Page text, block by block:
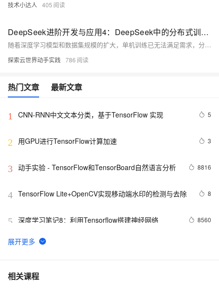
技术小达人 405
DeepSeek进阶开发与应用4：DeepSeek中的分布式训练技术
随着深度学习模型和数据集规模的扩大，单机训练已无法满足需求，分布式训练技术应运而生。DeepSeek框架支持数据并行和模型并行两种模式，通过将计算任务分配到多个节点上并行执行，显著提高训练效率。本文介绍DeepSeek中的分布式训练技术，包括配置与启动方法，帮助用户轻松实现大规模模型训练。数据并行通过`MirroredStrategy`同步梯度，适用于大多数模型；模型并行则通过`ParameterServerStrategy`异步处理大模型。DeepSeek简化了分布式环境配置，支持单机多卡和多机多卡等场景。
探索云世界动手实践 786
热门文章 最新文章
1 CNN-RNN中文文本分类，基于TensorFlow 实现 5
2 用GPU进行TensorFlow计算加速 3
3 动手实验 - TensorFlow和TensorBoard自然语言分析 8816
4 TensorFlow Lite+OpenCV实现移动端水印的检测与去除 8
5 深度学习笔记8：利用Tensorflow搭建神经网络 8560
6 Tensorflow可视化编程
7 TensorFlow与PyTorch深度对比分析：从基础原理到实战
相关课程